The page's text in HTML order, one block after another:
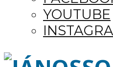
YOUTUBE